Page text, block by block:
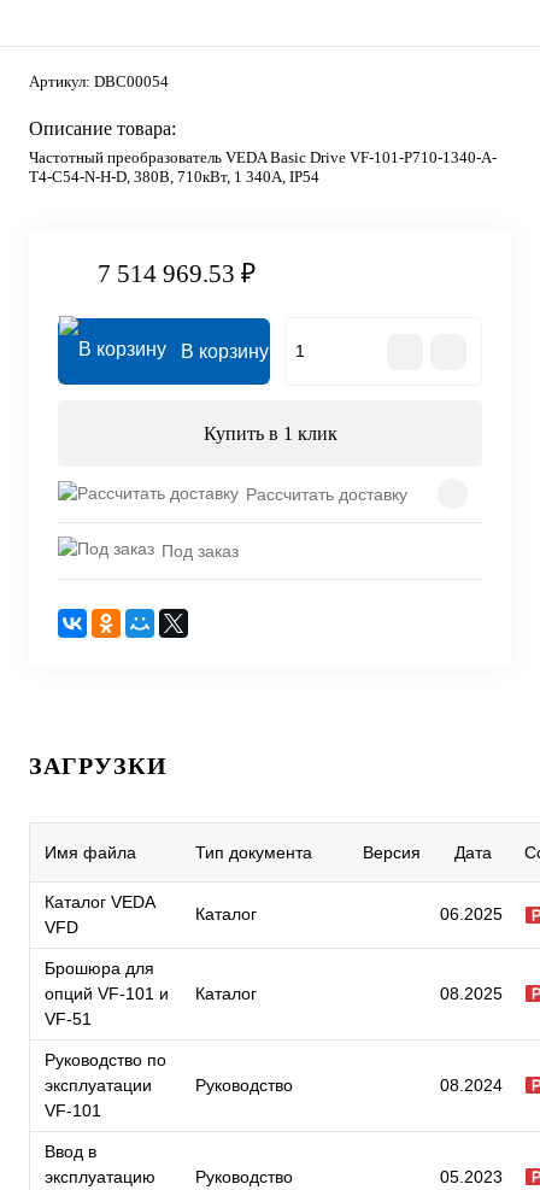
Артикул: DBC00054
Описание товара:
Частотный преобразователь VEDA Basic Drive VF-101-P710-1340-A-
T4-C54-N-H-D, 380В, 710кВт, 1 340А, IP54
7 514 969.53 ₽
В корзину
Купить в 1 клик
Рассчитать доставку
Под заказ
ЗАГРУЗКИ
Имя файла Тип документа Версия Дата
Каталог VEDA
VFD
Каталог 06.2025
Брошюра для
опций VF-101 и
VF-51
Каталог 08.2025
Руководство по
эксплуатации
VF-101
Руководство 08.2024
Ввод в
эксплуатацию
Руководство 05.2023